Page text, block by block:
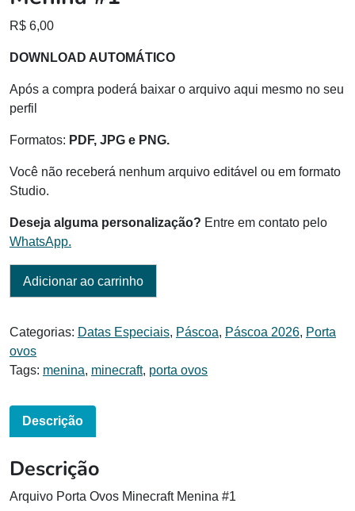
R$ 6,00
DOWNLOAD AUTOMÁTICO
Após a compra poderá baixar o arquivo aqui mesmo no seu
perfil
Formatos: PDF, JPG e PNG.
Você não receberá nenhum arquivo editável ou em formato
Studio.
Deseja alguma personalização? Entre em contato pelo
WhatsApp.
Adicionar ao carrinho
Categorias: Datas Especiais, Páscoa, Páscoa 2026, Porta
ovos
Tags: menina, minecraft, porta ovos
Descrição
Descrição
Arquivo Porta Ovos Minecraft Menina #1